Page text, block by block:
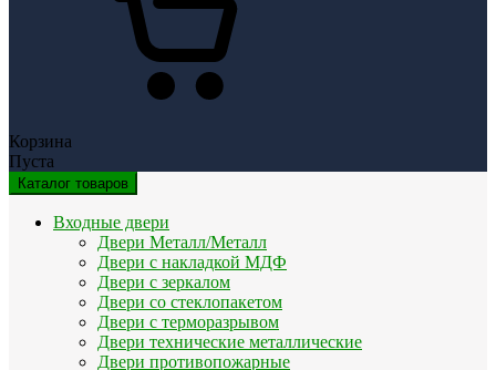
Корзина
Пуста
Каталог товаров
Входные двери
Двери Металл/Металл
Двери с накладкой МДФ
Двери с зеркалом
Двери со стеклопакетом
Двери с терморазрывом
Двери технические металлические
Двери противопожарные